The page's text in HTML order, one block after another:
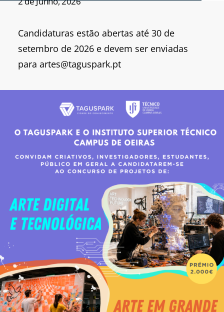
Candidaturas estão abertas até 30 de
setembro de 2026 e devem ser enviadas
para artes@taguspark.pt